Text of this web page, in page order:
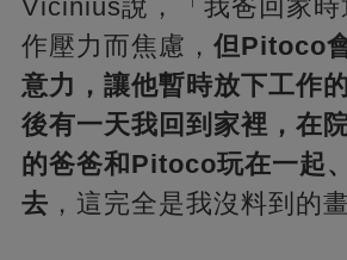
Vicinius說，「我爸回家時
作壓力而焦慮， 但Pitoco
意力，讓他暫時放下工作
後有一天我回到家裡，在
的爸爸和Pitoco玩在一起
去 ，這完全是我沒料到的